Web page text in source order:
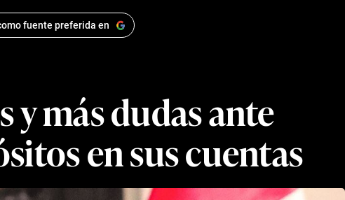
fuente preferida en
más dudas ante
en sus cuentas